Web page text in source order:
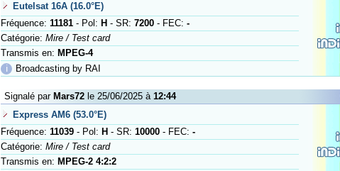
Eutelsat 16A (16.0°E)
Fréquence: 11181 - Pol: H - SR: 7200 - FEC: -
Catégorie: Mire / Test card
Transmis en: MPEG-4
ℹ
Broadcasting by RAI
Signalé par Mars72 le 25/06/2025 à 12:44
Express AM6 (53.0°E)
Fréquence: 11039 - Pol: H - SR: 10000 - FEC: -
Catégorie: Mire / Test card
Transmis en: MPEG-2 4:2:2